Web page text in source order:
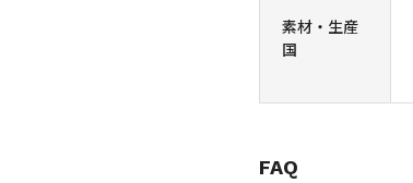
素材・生産
国
FAQ